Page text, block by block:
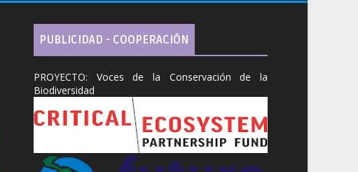
PUBLICIDAD - COOPERACIÓN
PROYECTO: Voces de la Conservación de la
Biodiversidad